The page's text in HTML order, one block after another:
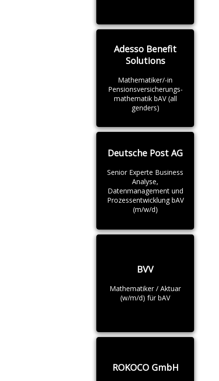
Adesso Benefit
Solutions
Mathematiker/-in
Pensionsversicherungs-
mathematik bAV (all
genders)
Deutsche Post AG
Senior Experte Business
Analyse,
Datenmanagement und
Prozessentwicklung bAV
(m/w/d)
BVV
Mathematiker / Aktuar
(w/m/d) für bAV
ROKOCO GmbH